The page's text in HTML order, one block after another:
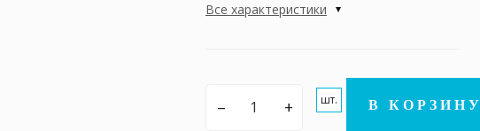
Все характеристики
– + шт. В КОРЗИНУ